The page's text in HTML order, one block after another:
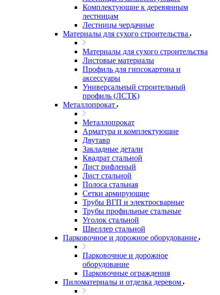
Комплектующие к деревянным
лестницам
Лестницы чердачные
Материалы для сухого строительства
Материалы для сухого строительства
Листовые материалы
Профиль для гипсокартона и
аксессуары
Универсальный строительный
профиль (ЛСТК)
Металлопрокат
Металлопрокат
Арматура и комплектующие
Двутавр
Закладные детали
Квадрат стальной
Лист рифленый
Лист стальной
Полоса стальная
Сетки армирующие
Трубы ВГП и электросварные
Трубы профильные стальные
Уголок стальной
Швеллер стальной
Парковочное и дорожное оборудование
Парковочное и дорожное
оборудование
Парковочные ограждения
Пиломатериалы и отделка деревом